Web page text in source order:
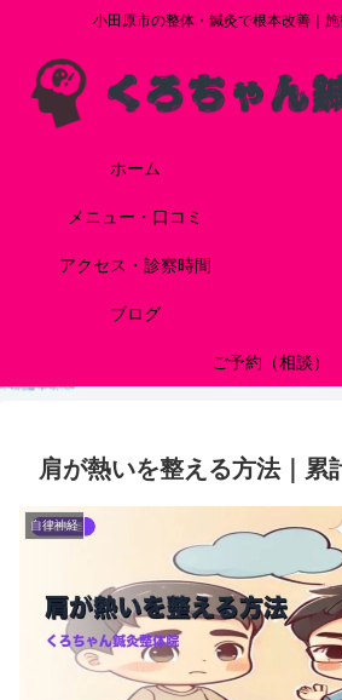
小田原市の整体・鍼灸で根本改善｜
ホーム
メニュー・口コミ
アクセス・診察時間
ブログ
ご予約（相談）
肩が熱いを整える方法｜累
自律神経